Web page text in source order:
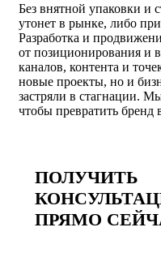
Без внятной упаковки и
утонет в рынке, либо
Разработка и
от позиционирования и
каналов, контента и
новые проекты, но и
застряли в стагнации.
чтобы превратить
ПОЛУЧИТЬ
ПРЯМО